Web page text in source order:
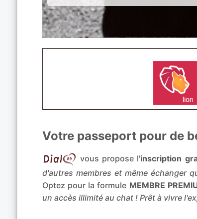
Votre passeport pour de
vous propose l'inscription
d'autres membres et même échanger
Optez pour la formule MEMBRE
un accès illimité au chat ! Prêt à vivre